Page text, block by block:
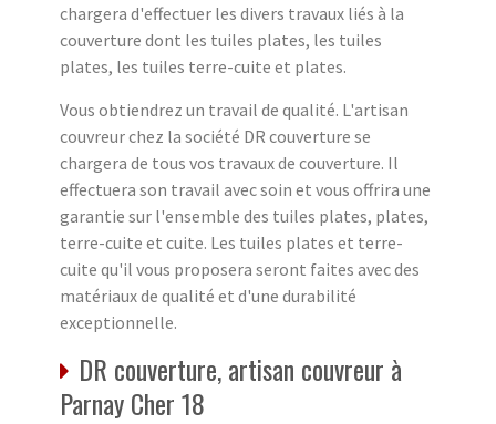
chargera d'effectuer les divers travaux liés à la
couverture dont les tuiles plates, les tuiles
plates, les tuiles terre-cuite et plates.
Vous obtiendrez un travail de qualité. L'artisan
couvreur chez la société DR couverture se
chargera de tous vos travaux de couverture. Il
effectuera son travail avec soin et vous offrira une
garantie sur l'ensemble des tuiles plates, plates,
terre-cuite et cuite. Les tuiles plates et terre-
cuite qu'il vous proposera seront faites avec des
matériaux de qualité et d'une durabilité
exceptionnelle.
DR couverture, artisan couvreur à
Parnay Cher 18